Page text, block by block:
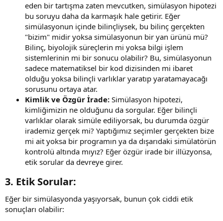
eden bir tartışma zaten mevcutken, simülasyon hipotezi
bu soruyu daha da karmaşık hale getirir. Eğer
simülasyonun içinde bilinçliysek, bu bilinç gerçekten
"bizim" midir yoksa simülasyonun bir yan ürünü mü?
Bilinç, biyolojik süreçlerin mi yoksa bilgi işlem
sistemlerinin mi bir sonucu olabilir? Bu, simülasyonun
sadece matematiksel bir kod dizisinden mi ibaret
olduğu yoksa bilinçli varlıklar yaratıp yaratamayacağı
sorusunu ortaya atar.
Kimlik ve Özgür İrade: Simülasyon hipotezi,
kimliğimizin ne olduğunu da sorgular. Eğer bilinçli
varlıklar olarak simüle ediliyorsak, bu durumda özgür
irademiz gerçek mi? Yaptığımız seçimler gerçekten bize
mi ait yoksa bir programın ya da dışarıdaki simülatörün
kontrolü altında mıyız? Eğer özgür irade bir illüzyonsa,
etik sorular da devreye girer.
3. Etik Sorular:
Eğer bir simülasyonda yaşıyorsak, bunun çok ciddi etik
sonuçları olabilir: